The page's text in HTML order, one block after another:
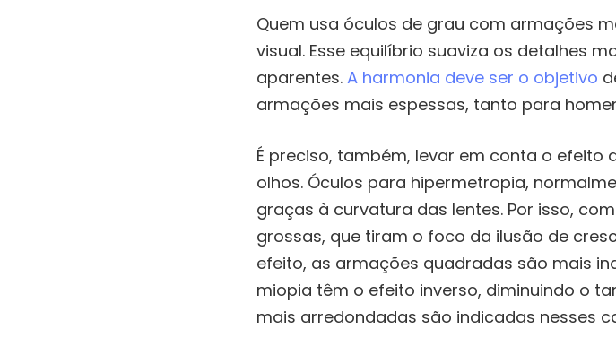
Quem usa óculos de grau com armações
visual. Esse equilíbrio suaviza os detalhes
aparentes. A harmonia deve ser o objetivo
armações mais espessas, tanto para
É preciso, também, levar em conta o efeito
olhos. Óculos para hipermetropia,
graças à curvatura das lentes. Por isso,
grossas, que tiram o foco da ilusão de
efeito, as armações quadradas são mais
miopia têm o efeito inverso, diminuindo o
mais arredondadas são indicadas nesses